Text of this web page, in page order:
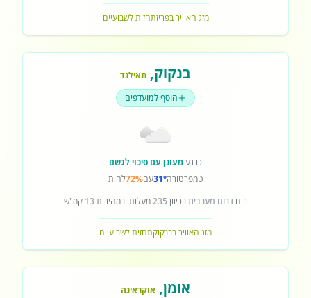
מזג האוויר בפריזתחזית לשבועיים
בנקוק, תאילנד
הוסף למועדפים
כרגעמעונן עם סיכוי לגשם
טמפרטורה31°עם72%לחות
רוח דרום מערביתבכיוון 235מעלות ובמהירות 13 קמ"ש
מזג האוויר בבנקוקתחזית לשבועיים
אומן, אוקראינה